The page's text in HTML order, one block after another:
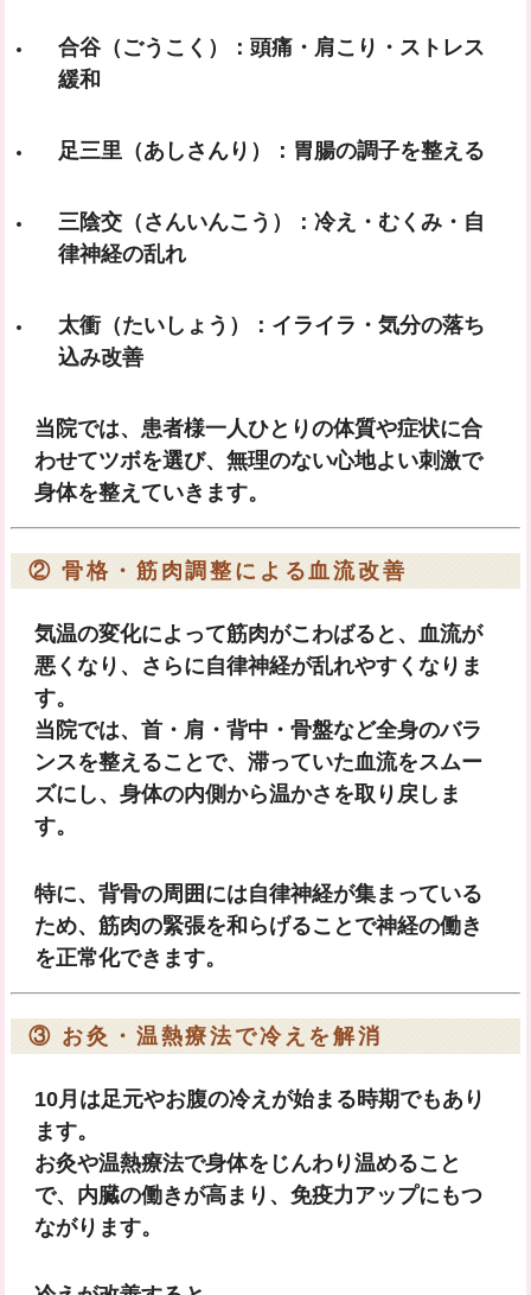
合谷（ごうこく）
：頭痛・肩こり・ストレス
緩和
足三里（あしさんり） ：胃腸の調子を整える
三陰交（さんいんこう）
：冷え・むくみ・自
律神経の乱れ
太衝（たいしょう）
：イライラ・気分の落ち
込み改善
当院では、患者様一人ひとりの体質や症状に合
わせてツボを選び、無理のない心地よい刺激で
身体を整えていきます。
② 骨格・筋肉調整による血流改善
気温の変化によって筋肉がこわばると、血流が
悪くなり、さらに自律神経が乱れやすくなりま
す。
当院では、 首・肩・背中・骨盤など全身のバラ
ンスを整えることで、滞っていた血流をスムー
ズにし、身体の内側から温かさを取り戻しま
す。
特に、背骨の周囲には自律神経が集まっている
ため、筋肉の緊張を和らげることで神経の働き
を正常化できます。
③ お灸・温熱療法で冷えを解消
10月は足元やお腹の冷えが始まる時期でもあり
ます。
お灸や温熱療法で身体をじんわり温めること
で、内臓の働きが高まり、免疫力アップにもつ
ながります。